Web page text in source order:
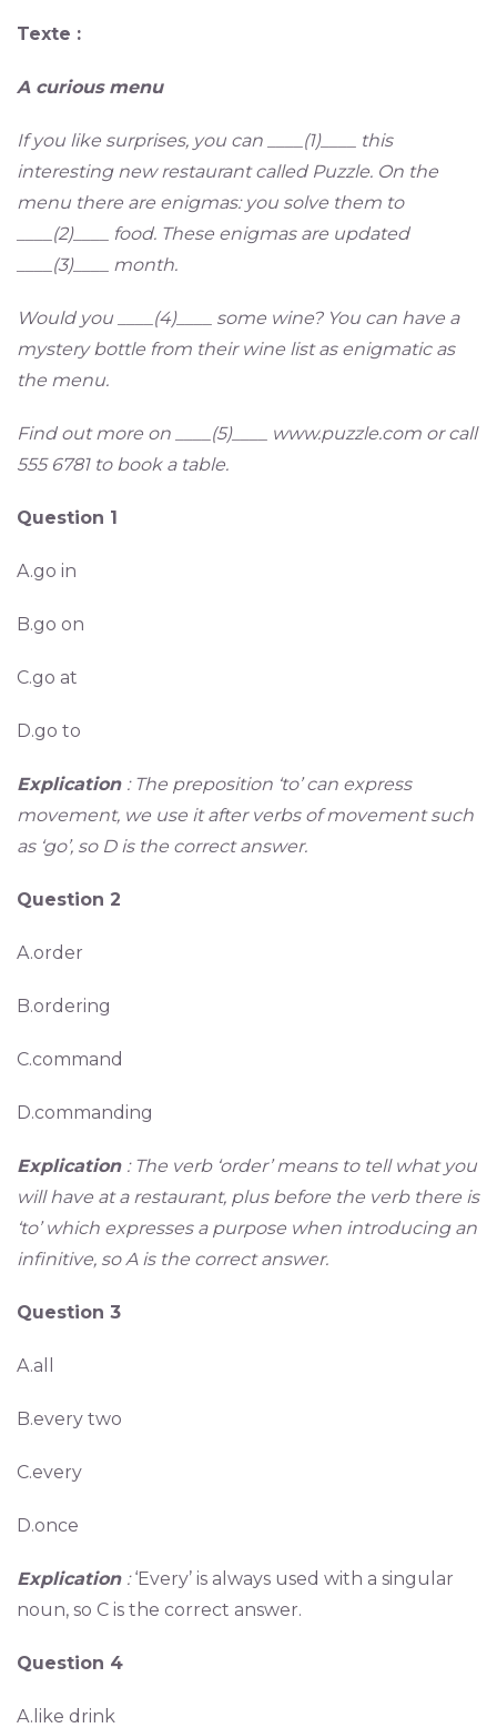
Texte :
A curious menu
If you like surprises, you can ____(1)____ this
interesting new restaurant called Puzzle. On the
menu there are enigmas: you solve them to
____(2)____ food. These enigmas are updated
____(3)____ month.
Would you ____(4)____ some wine? You can have a
mystery bottle from their wine list as enigmatic as
the menu.
Find out more on ____(5)____ www.puzzle.com or call
555 6781 to book a table.
Question 1
A.go in
B.go on
C.go at
D.go to
Explication : The preposition ‘to’ can express
movement, we use it after verbs of movement such
as ‘go’, so D is the correct answer.
Question 2
A.order
B.ordering
C.command
D.commanding
Explication : The verb ‘order’ means to tell what you
will have at a restaurant, plus before the verb there is
‘to’ which expresses a purpose when introducing an
infinitive, so A is the correct answer.
Question 3
A.all
B.every two
C.every
D.once
Explication :‘Every’ is always used with a singular
noun, so C is the correct answer.
Question 4
A.like drink